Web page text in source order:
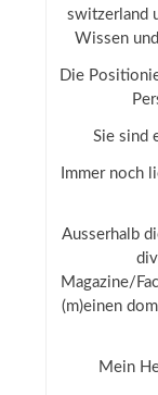
switzerland
Wissen
Die
Sie sind
Immer noch
Ausserhalb
Magazine/
(m)einen
Mein